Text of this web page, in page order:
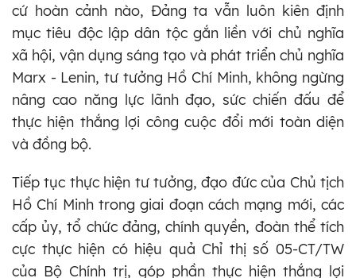
cứ hoàn cảnh nào, Đảng ta vẫn luôn kiên định
mục tiêu độc lập dân tộc gắn liền với chủ nghĩa
xã hội, vận dụng sáng tạo và phát triển chủ nghĩa
Marx - Lenin, tư tưởng Hồ Chí Minh, không ngừng
nâng cao năng lực lãnh đạo, sức chiến đấu để
thực hiện thắng lợi công cuộc đổi mới toàn diện
và đồng bộ.
Tiếp tục thực hiện tư tưởng, đạo đức của Chủ tịch
Hồ Chí Minh trong giai đoạn cách mạng mới, các
cấp ủy, tổ chức đảng, chính quyền, đoàn thể tích
cực thực hiện có hiệu quả Chỉ thị số 05-CT/TW
của Bộ Chính trị, góp phần thực hiện thắng lợi